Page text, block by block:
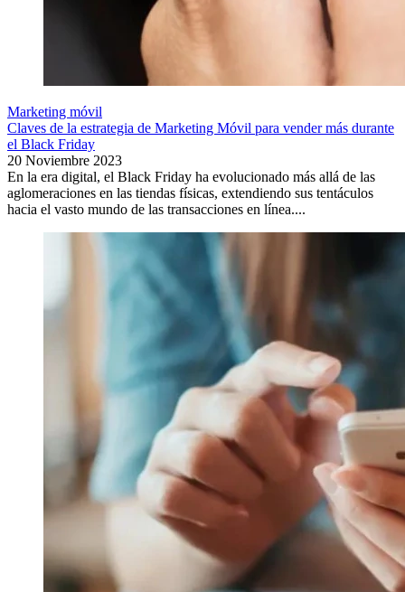
Marketing móvil
Claves de la estrategia de Marketing Móvil para vender más durante
el Black Friday
20 Noviembre 2023
En la era digital, el Black Friday ha evolucionado más allá de las
aglomeraciones en las tiendas físicas, extendiendo sus tentáculos
hacia el vasto mundo de las transacciones en línea....